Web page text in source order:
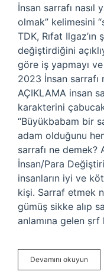
İnsan sarrafı nasıl
olmak” kelimesini
TDK, Rıfat Ilgaz’ın
değiştirdiğini
göre iş yapmayı
2023 İnsan sarrafı
AÇIKLAMA insan
karakterini
“Büyükbabam bir
adam olduğunu
sarrafı ne demek?
İnsan/Para
insanların iyi ve
kişi. Sarraf etmek
gümüş sikke alıp
anlamına gelen
Devamını okuyun